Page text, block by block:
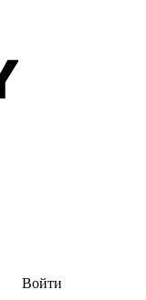
Войти